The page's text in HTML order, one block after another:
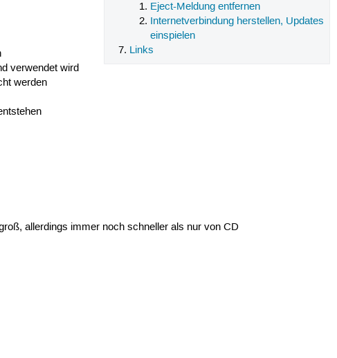
Eject-Meldung entfernen
Internetverbindung herstellen, Updates
einspielen
Links
verwendet wird
werden
allerdings immer noch schneller als nur von CD